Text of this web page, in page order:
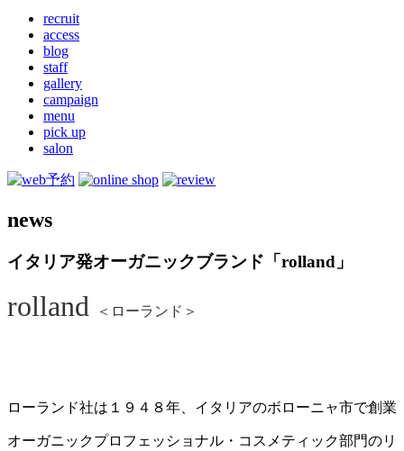
recruit
access
blog
staff
gallery
campaign
menu
pick up
salon
news
イタリア発オーガニックブランド「rolland」
rolland ＜ローランド＞
ローランド社は１９４８年、イタリアのボローニャ市で創業
オーガニックプロフェッショナル・コスメティック部門のリ